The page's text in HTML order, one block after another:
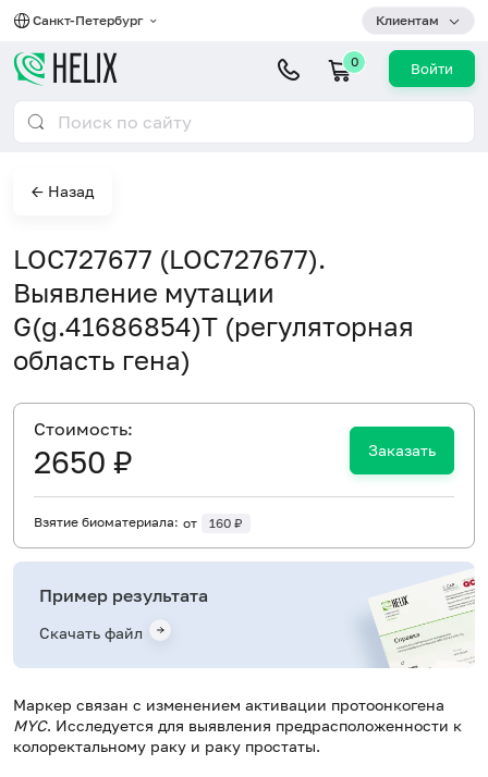
Санкт-Петербург Клиентам
0 Войти
← Назад
LOC727677 (LOC727677).
Выявление мутации
G(g.41686854)T (регуляторная
область гена)
Маркер связан с изменением активации протоонкогена
MYC. Исследуется для выявления предрасположенности к
колоректальному раку и раку простаты.
Cтоимость:
2650 ₽ Заказать
Взятие биоматериала: от 160 ₽
Пример результата
Скачать файл